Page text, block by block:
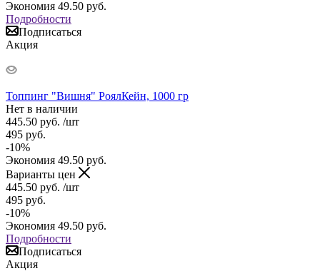
Экономия 49.50 руб.
Подробности
Подписаться
Акция
Топпинг "Вишня" РоялКейн, 1000 гр
Нет в наличии
445.50 руб. /шт
495 руб.
-10%
Экономия 49.50 руб.
Варианты цен
445.50 руб. /шт
495 руб.
-10%
Экономия 49.50 руб.
Подробности
Подписаться
Акция